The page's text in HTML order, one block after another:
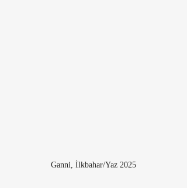
Ganni, İlkbahar/Yaz 2025